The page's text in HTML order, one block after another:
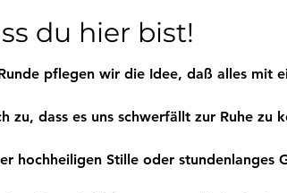
du hier bist!
pflegen wir die Idee, daß alles mit
zu, dass es uns schwerfällt zur Ruhe zu
hochheiligen Stille oder stundenlanges